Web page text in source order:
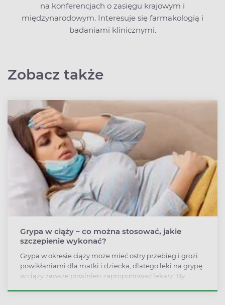
na konferencjach o zasięgu krajowym i
międzynarodowym. Interesuje się farmakologią i
badaniami klinicznymi.
Zobacz także
Grypa w ciąży – co można stosować, jakie
szczepienie wykonać?
Grypa w okresie ciąży może mieć ostry przebieg i grozi
powikłaniami dla matki i dziecka, dlatego leki na grypę
w ciąży zawsze powinien zaproponować lekarz. By